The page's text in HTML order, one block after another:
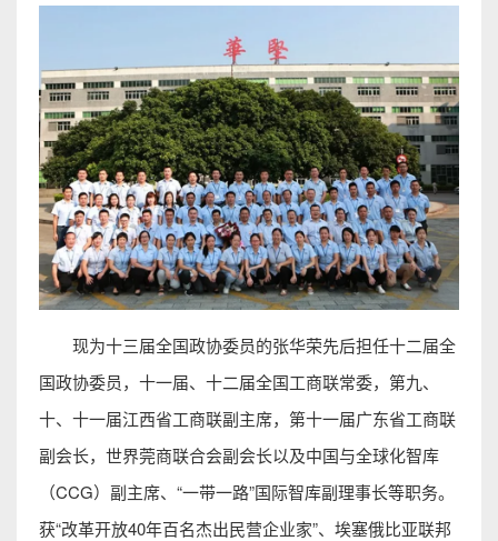
现为十三届全国政协委员的张华荣先后担任十二届全
国政协委员，十一届、十二届全国工商联常委，第九、
十、十一届江西省工商联副主席，第十一届广东省工商联
副会长，世界莞商联合会副会长以及中国与全球化智库
（CCG）副主席、“一带一路”国际智库副理事长等职务。
获“改革开放40年百名杰出民营企业家”、埃塞俄比亚联邦